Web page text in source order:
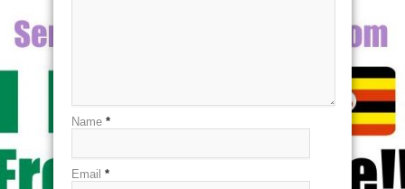
Name *
Email *